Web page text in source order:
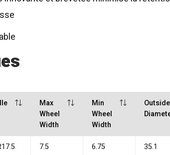
Max
Wheel
Width
Min
Wheel
Width
Outside
7.5 6.75 35.1